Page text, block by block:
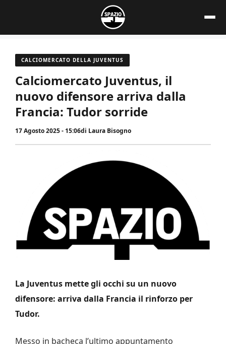
contenuto
CALCIOMERCATO DELLA JUVENTUS
Calciomercato Juventus, il
nuovo difensore arriva dalla
Francia: Tudor sorride
17 Agosto 2025 - 15:06di Laura Bisogno
La Juventus mette gli occhi su un nuovo
difensore: arriva dalla Francia il rinforzo per
Tudor.
Messo in bacheca l’ultimo appuntamento